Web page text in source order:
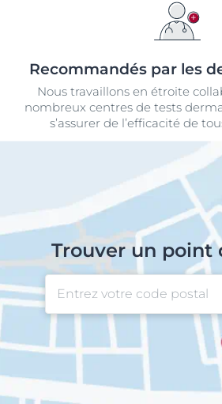
Recommandés par les
Nous travaillons en étroite
nombreux centres de tests
s’assurer de l’efficacité de
Trouver un point